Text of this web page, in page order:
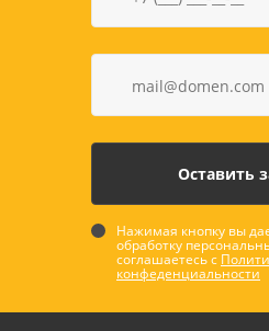
Нажимая кнопку вы
обработку
соглашаетесь с
конфеденциальности